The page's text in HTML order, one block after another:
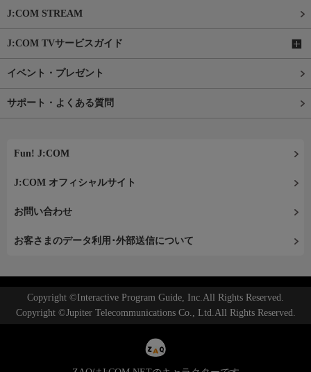
J:COM STREAM
J:COM TVサービスガイド
イベント・プレゼント
サポート・よくある質問
Fun! J:COM
J:COM オフィシャルサイト
お問い合わせ
お客さまのデータ利用･外部送信について
Copyright ©Interactive Program Guide, Inc.All Rights Reserved.
Copyright ©Jupiter Telecommunications Co., Ltd.All Rights Reserved.